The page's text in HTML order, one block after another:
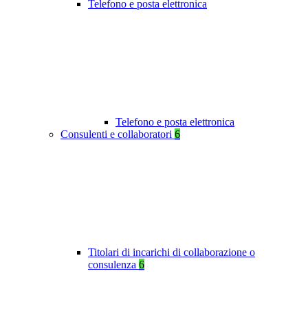
Telefono e posta elettronica
Telefono e posta elettronica
Consulenti e collaboratori 6
Titolari di incarichi di collaborazione o
consulenza 6